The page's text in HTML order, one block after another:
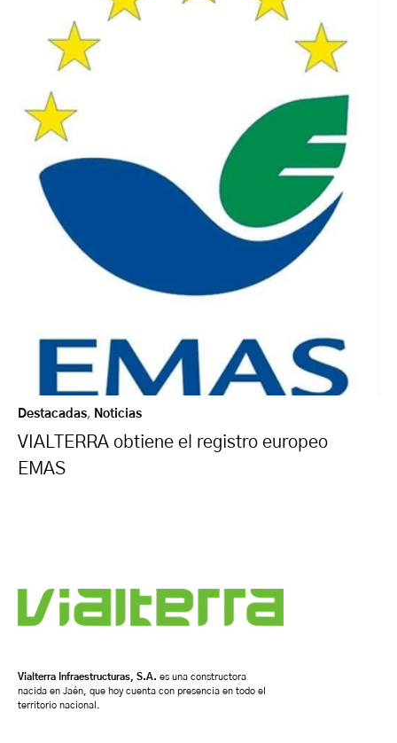
Destacadas, Noticias
VIALTERRA obtiene el registro europeo
EMAS
Vialterra Infraestructuras, S.A. es una constructora
nacida en Jaén, que hoy cuenta con presencia en todo el
territorio nacional.